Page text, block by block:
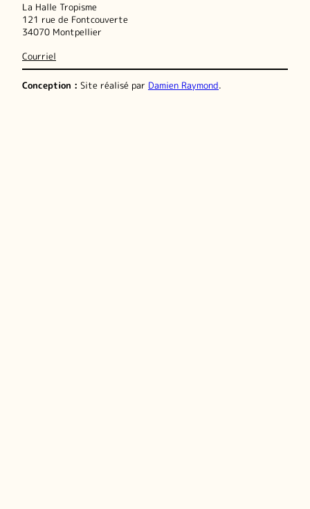
La Halle Tropisme
121 rue de Fontcouverte
34070 Montpellier
Courriel
Conception : Site réalisé par Damien Raymond.